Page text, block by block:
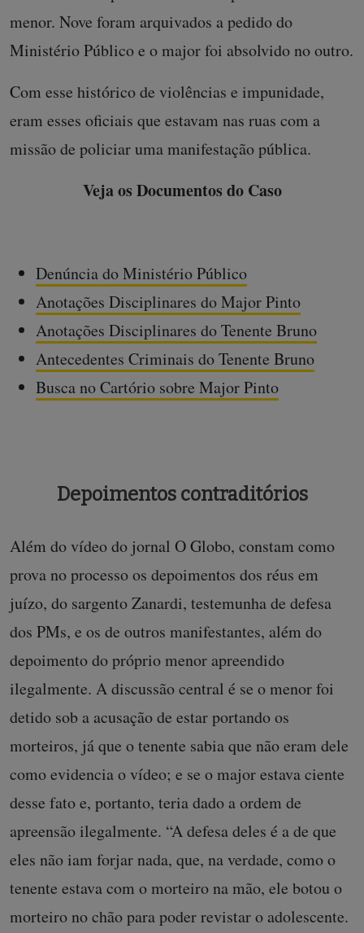
menor. Nove foram arquivados a pedido do
Ministério Público e o major foi absolvido no outro.
Com esse histórico de violências e impunidade,
eram esses oficiais que estavam nas ruas com a
missão de policiar uma manifestação pública.
Veja os Documentos do Caso
Denúncia do Ministério Público
Anotações Disciplinares do Major Pinto
Anotações Disciplinares do Tenente Bruno
Antecedentes Criminais do Tenente Bruno
Busca no Cartório sobre Major Pinto
Depoimentos contraditórios
Além do vídeo do jornal O Globo, constam como
prova no processo os depoimentos dos réus em
juízo, do sargento Zanardi, testemunha de defesa
dos PMs, e os de outros manifestantes, além do
depoimento do próprio menor apreendido
ilegalmente. A discussão central é se o menor foi
detido sob a acusação de estar portando os
morteiros, já que o tenente sabia que não eram dele
como evidencia o vídeo; e se o major estava ciente
desse fato e, portanto, teria dado a ordem de
apreensão ilegalmente. “A defesa deles é a de que
eles não iam forjar nada, que, na verdade, como o
tenente estava com o morteiro na mão, ele botou o
morteiro no chão para poder revistar o adolescente.